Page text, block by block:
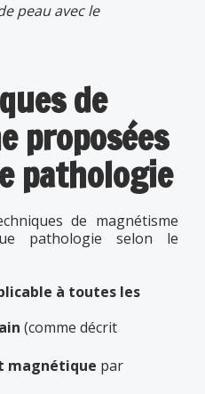
peau avec le
de
proposées
pathologie
de magnétisme
pathologie selon le
à toutes les
(comme décrit
magnétique par